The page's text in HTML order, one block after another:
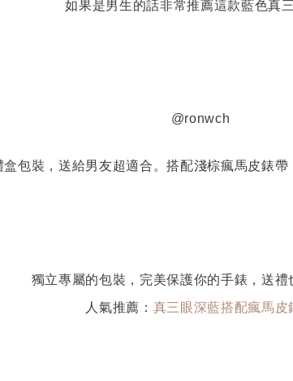
如果是男生的話非常推薦這款藍色真
@ronwch
包裝，送給男友超適合。搭配淺棕瘋馬皮錶帶
獨立專屬的包裝，完美保護你的手錶，送禮
人氣推薦： 真三眼深藍搭配瘋馬皮